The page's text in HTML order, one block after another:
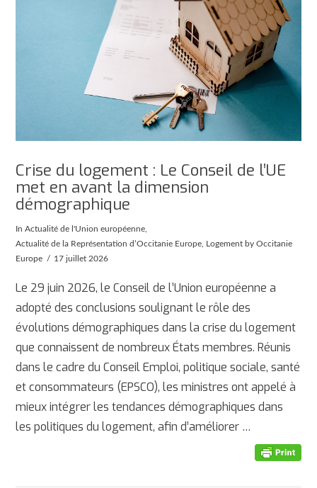
Crise du logement : Le Conseil de l’UE
met en avant la dimension
démographique
InActualité de l'Union européenne
Actualité de la Représentation d’Occitanie Europe Logement by Occitanie
Europe
17 juillet 2026
Le 29 juin 2026, le Conseil de l’Union européenne a
adopté des conclusions soulignant le rôle des
évolutions démographiques dans la crise du logement
que connaissent de nombreux États membres. Réunis
dans le cadre du Conseil Emploi, politique sociale, santé
et consommateurs (EPSCO), les ministres ont appelé à
mieux intégrer les tendances démographiques dans
les politiques du logement, afin d’améliorer …